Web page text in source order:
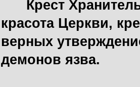
Крест
красота Церкви,
верных
демонов язва.